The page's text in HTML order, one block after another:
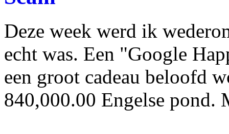
Deze week werd ik
echt was. Een "Google
een groot cadeau beloofd
840,000.00 Engelse pond.